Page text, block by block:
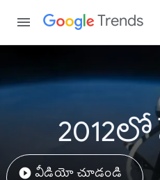
Trends
వీడియో చూడండి